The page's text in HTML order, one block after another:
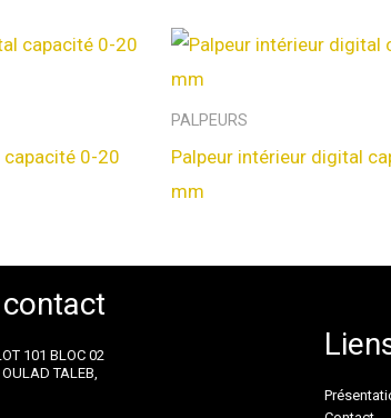
capacité 0-20
PALPEURS
Palpeur intérieur digital
mm
101 BLOC 02
TALEB,